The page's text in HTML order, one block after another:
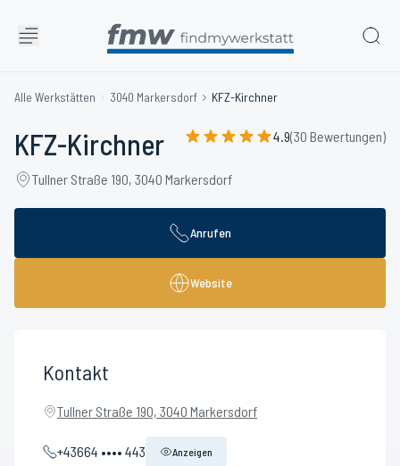
Alle Werkstätten 3040 Markersdorf KFZ-Kirchner
KFZ-Kirchner 4.9(30 Bewertungen)
Tullner Straße 190, 3040 Markersdorf
Anrufen
Website
Kontakt
Tullner Straße 190, 3040 Markersdorf
+43664 •••• 443 Anzeigen